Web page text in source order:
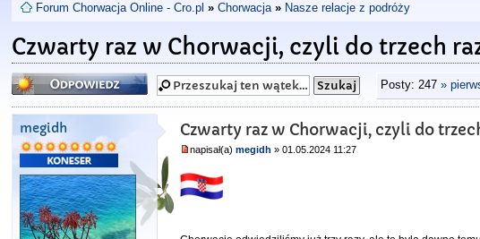
Forum Chorwacja Online - Cro.pl » Chorwacja » Nasze relacje z podróży
Czwarty raz w Chorwacji, czyli do trzech
Odpowiedz Posty: 247 »
megidh Czwarty raz w Chorwacji, czyli do
napisał(a)megidh » 01.05.2024 11:27